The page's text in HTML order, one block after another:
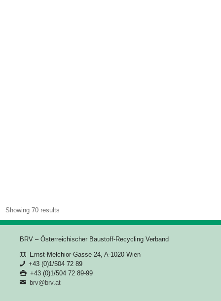
Showing 70 results
BRV – Österreichischer Baustoff-Recycling Verband
Ernst-Melchior-Gasse 24, A-1020 Wien
+43 (0)1/504 72 89
+43 (0)1/504 72 89-99
brv@brv.at